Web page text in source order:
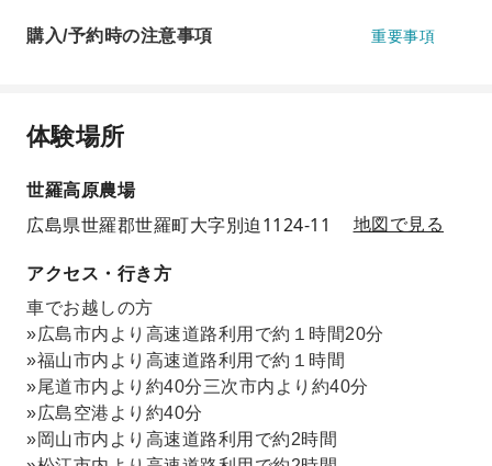
購入/予約時の注意事項 重要事項
体験場所
世羅高原農場
広島県世羅郡世羅町大字別迫1124-11
地図で見る
アクセス・行き方
車でお越しの方
»広島市内より高速道路利用で約１時間20分
»福山市内より高速道路利用で約１時間
»尾道市内より約40分三次市内より約40分
»広島空港より約40分
»岡山市内より高速道路利用で約2時間